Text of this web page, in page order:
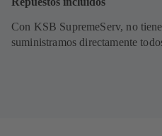
Con KSB SupremeServ, no
suministramos directamente